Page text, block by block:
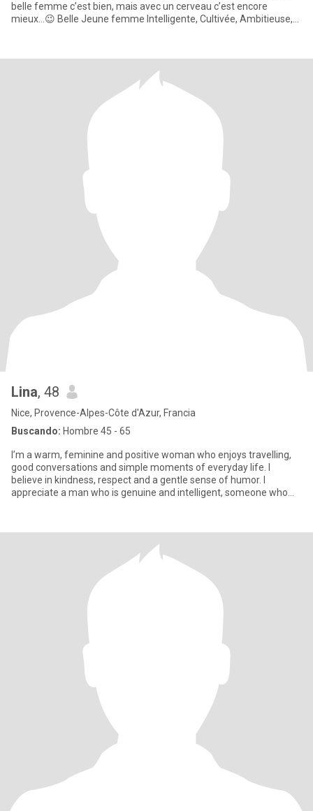
belle femme c’est bien, mais avec un cerveau c’est encore
mieux…😉 Belle Jeune femme Intelligente, Cultivée, Ambitieuse,
Lina, 48
Nice, Provence-Alpes-Côte d'Azur, Francia
Buscando: Hombre 45 - 65
I’m a warm, feminine and positive woman who enjoys travelling,
good conversations and simple moments of everyday life. I
believe in kindness, respect and a gentle sense of humor. I
appreciate a man who is genuine and intelligent, someone who